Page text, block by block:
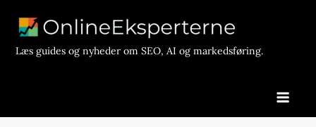
contentLæs guides og nyheder om SEO, AI og markedsføring.